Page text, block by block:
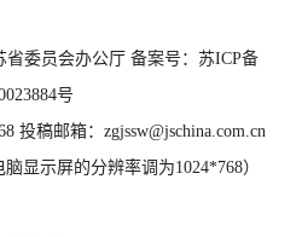
委员会办公厅 备案号：苏ICP备
号
投稿邮箱：zgjssw@jschina.com.cn
显示屏的分辨率调为1024*768）